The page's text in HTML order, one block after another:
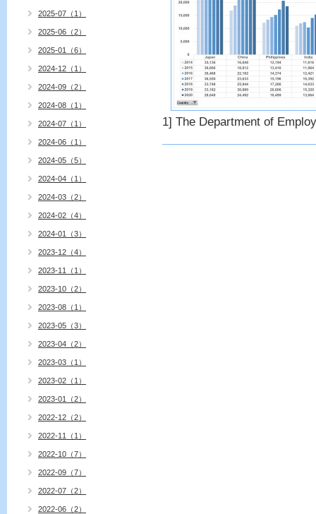
1] The Department of
2025-07（1）
2025-06（2）
2025-01（6）
2024-12（1）
2024-09（2）
2024-08（1）
2024-07（1）
2024-06（1）
2024-05（5）
2024-04（1）
2024-03（2）
2024-02（4）
2024-01（3）
2023-12（4）
2023-11（1）
2023-10（2）
2023-08（1）
2023-05（3）
2023-04（2）
2023-03（1）
2023-02（1）
2023-01（2）
2022-12（2）
2022-11（1）
2022-10（7）
2022-09（7）
2022-07（2）
2022-06（2）